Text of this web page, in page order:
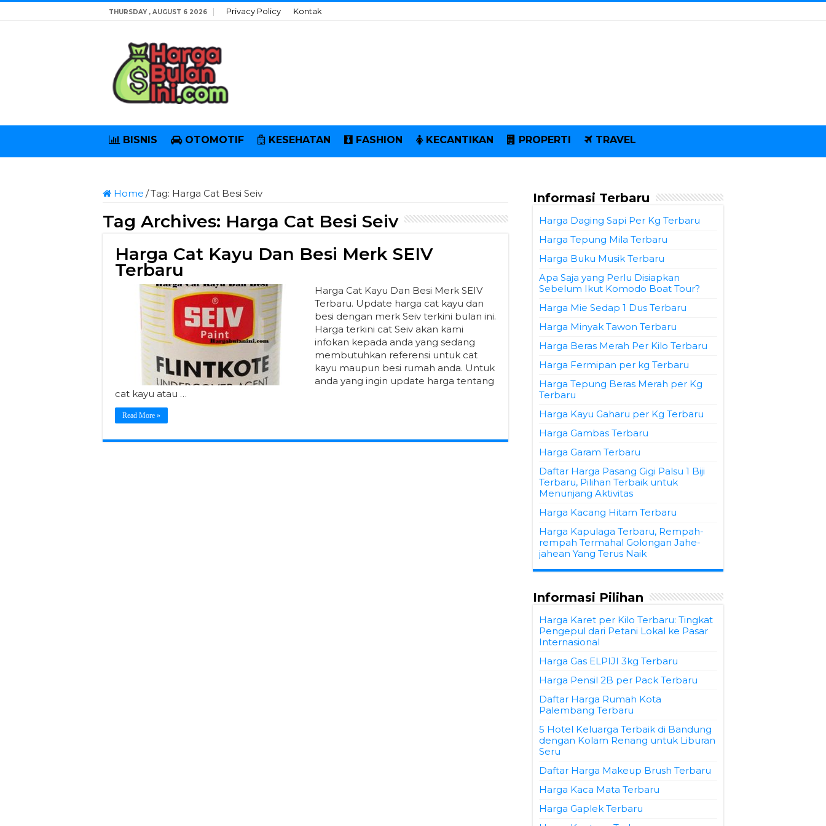
THURSDAY , AUGUST 6 2026 Privacy Policy Kontak
BISNIS OTOMOTIF KESEHATAN FASHION KECANTIKAN PROPERTI TRAVEL
Home /Tag: Harga Cat Besi Seiv
Tag Archives: Harga Cat Besi Seiv
Harga Cat Kayu Dan Besi Merk SEIV
Terbaru
Harga Cat Kayu Dan Besi Merk SEIV
Terbaru. Update harga cat kayu dan
besi dengan merk Seiv terkini bulan ini.
Harga terkini cat Seiv akan kami
infokan kepada anda yang sedang
membutuhkan referensi untuk cat
kayu maupun besi rumah anda. Untuk
anda yang ingin update harga tentang
cat kayu atau …
Read More »
Informasi Terbaru
Harga Daging Sapi Per Kg Terbaru
Harga Tepung Mila Terbaru
Harga Buku Musik Terbaru
Apa Saja yang Perlu Disiapkan
Sebelum Ikut Komodo Boat Tour?
Harga Mie Sedap 1 Dus Terbaru
Harga Minyak Tawon Terbaru
Harga Beras Merah Per Kilo Terbaru
Harga Fermipan per kg Terbaru
Harga Tepung Beras Merah per Kg
Terbaru
Harga Kayu Gaharu per Kg Terbaru
Harga Gambas Terbaru
Harga Garam Terbaru
Daftar Harga Pasang Gigi Palsu 1 Biji
Terbaru, Pilihan Terbaik untuk
Menunjang Aktivitas
Harga Kacang Hitam Terbaru
Harga Kapulaga Terbaru, Rempah-
rempah Termahal Golongan Jahe-
jahean Yang Terus Naik
Informasi Pilihan
Harga Karet per Kilo Terbaru: Tingkat
Pengepul dari Petani Lokal ke Pasar
Internasional
Harga Gas ELPIJI 3kg Terbaru
Harga Pensil 2B per Pack Terbaru
Daftar Harga Rumah Kota
Palembang Terbaru
5 Hotel Keluarga Terbaik di Bandung
dengan Kolam Renang untuk Liburan
Seru
Daftar Harga Makeup Brush Terbaru
Harga Kaca Mata Terbaru
Harga Gaplek Terbaru